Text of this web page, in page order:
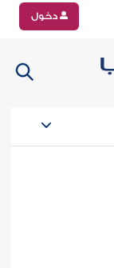
دخول